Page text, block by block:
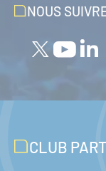
NOUS
CLUB